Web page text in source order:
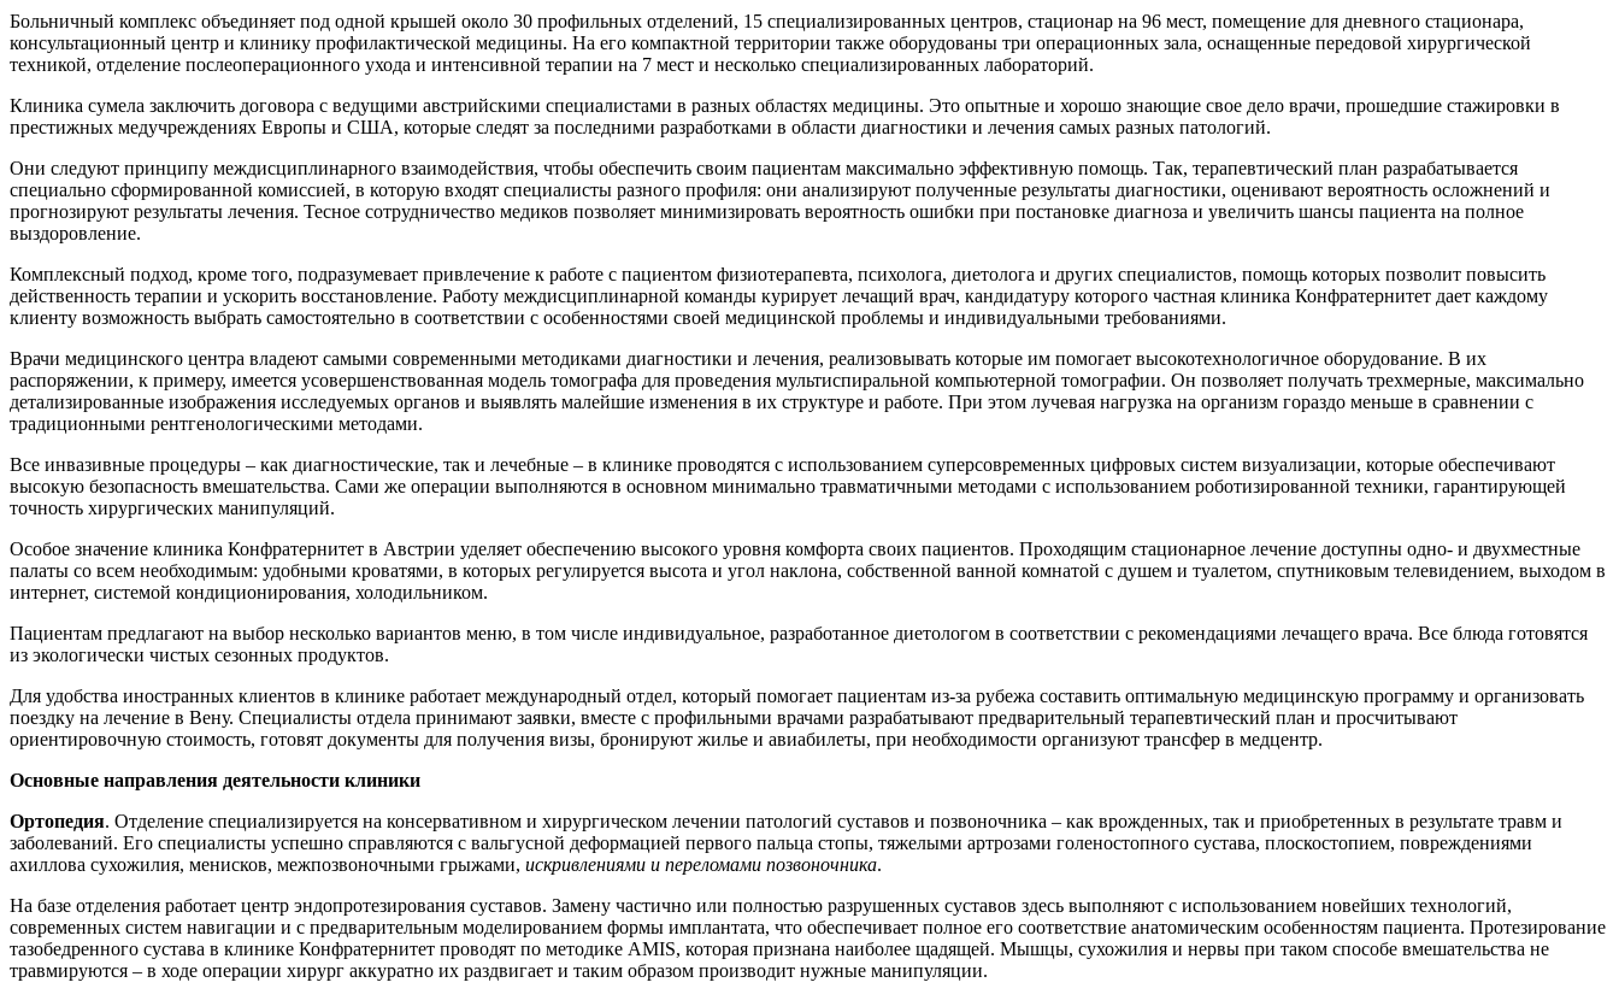
Больничный комплекс объединяет под одной крышей около 30 профильных отделений, 15 специализированных центров, стационар на 96 мест, помещение для дневного стационара,
консультационный центр и клинику профилактической медицины. На его компактной территории также оборудованы три операционных зала, оснащенные передовой хирургической
техникой, отделение послеоперационного ухода и интенсивной терапии на 7 мест и несколько специализированных лабораторий.
Клиника сумела заключить договора с ведущими австрийскими специалистами в разных областях медицины. Это опытные и хорошо знающие свое дело врачи, прошедшие стажировки в
престижных медучреждениях Европы и США, которые следят за последними разработками в области диагностики и лечения самых разных патологий.
Они следуют принципу междисциплинарного взаимодействия, чтобы обеспечить своим пациентам максимально эффективную помощь. Так, терапевтический план разрабатывается
специально сформированной комиссией, в которую входят специалисты разного профиля: они анализируют полученные результаты диагностики, оценивают вероятность осложнений и
прогнозируют результаты лечения. Тесное сотрудничество медиков позволяет минимизировать вероятность ошибки при постановке диагноза и увеличить шансы пациента на полное
выздоровление.
Комплексный подход, кроме того, подразумевает привлечение к работе с пациентом физиотерапевта, психолога, диетолога и других специалистов, помощь которых позволит повысить
действенность терапии и ускорить восстановление. Работу междисциплинарной команды курирует лечащий врач, кандидатуру которого частная клиника Конфратернитет дает каждому
клиенту возможность выбрать самостоятельно в соответствии с особенностями своей медицинской проблемы и индивидуальными требованиями.
Врачи медицинского центра владеют самыми современными методиками диагностики и лечения, реализовывать которые им помогает высокотехнологичное оборудование. В их
распоряжении, к примеру, имеется усовершенствованная модель томографа для проведения мультиспиральной компьютерной томографии. Он позволяет получать трехмерные, максимально
детализированные изображения исследуемых органов и выявлять малейшие изменения в их структуре и работе. При этом лучевая нагрузка на организм гораздо меньше в сравнении с
традиционными рентгенологическими методами.
Все инвазивные процедуры – как диагностические, так и лечебные – в клинике проводятся с использованием суперсовременных цифровых систем визуализации, которые обеспечивают
высокую безопасность вмешательства. Сами же операции выполняются в основном минимально травматичными методами с использованием роботизированной техники, гарантирующей
точность хирургических манипуляций.
Особое значение клиника Конфратернитет в Австрии уделяет обеспечению высокого уровня комфорта своих пациентов. Проходящим стационарное лечение доступны одно- и двухместные
палаты со всем необходимым: удобными кроватями, в которых регулируется высота и угол наклона, собственной ванной комнатой с душем и туалетом, спутниковым телевидением, выходом в
интернет, системой кондиционирования, холодильником.
Пациентам предлагают на выбор несколько вариантов меню, в том числе индивидуальное, разработанное диетологом в соответствии с рекомендациями лечащего врача. Все блюда готовятся
из экологически чистых сезонных продуктов.
Для удобства иностранных клиентов в клинике работает международный отдел, который помогает пациентам из-за рубежа составить оптимальную медицинскую программу и организовать
поездку на лечение в Вену. Специалисты отдела принимают заявки, вместе с профильными врачами разрабатывают предварительный терапевтический план и просчитывают
ориентировочную стоимость, готовят документы для получения визы, бронируют жилье и авиабилеты, при необходимости организуют трансфер в медцентр.
Основные направления деятельности клиники
Ортопедия. Отделение специализируется на консервативном и хирургическом лечении патологий суставов и позвоночника – как врожденных, так и приобретенных в результате травм и
заболеваний. Его специалисты успешно справляются с вальгусной деформацией первого пальца стопы, тяжелыми артрозами голеностопного сустава, плоскостопием, повреждениями
ахиллова сухожилия, менисков, межпозвоночными грыжами, искривлениями и переломами позвоночника.
На базе отделения работает центр эндопротезирования суставов. Замену частично или полностью разрушенных суставов здесь выполняют с использованием новейших технологий,
современных систем навигации и с предварительным моделированием формы имплантата, что обеспечивает полное его соответствие анатомическим особенностям пациента. Протезирование
тазобедренного сустава в клинике Конфратернитет проводят по методике AMIS, которая признана наиболее щадящей. Мышцы, сухожилия и нервы при таком способе вмешательства не
травмируются – в ходе операции хирург аккуратно их раздвигает и таким образом производит нужные манипуляции.